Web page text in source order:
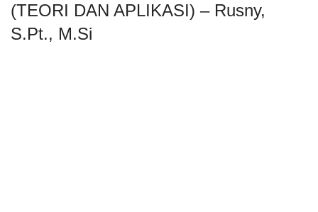
(TEORI DAN APLIKASI) – Rusny,
S.Pt., M.Si